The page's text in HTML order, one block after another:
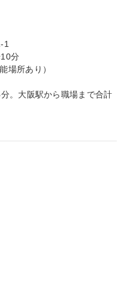
1
分
場所あり）
。大阪駅から職場まで合計